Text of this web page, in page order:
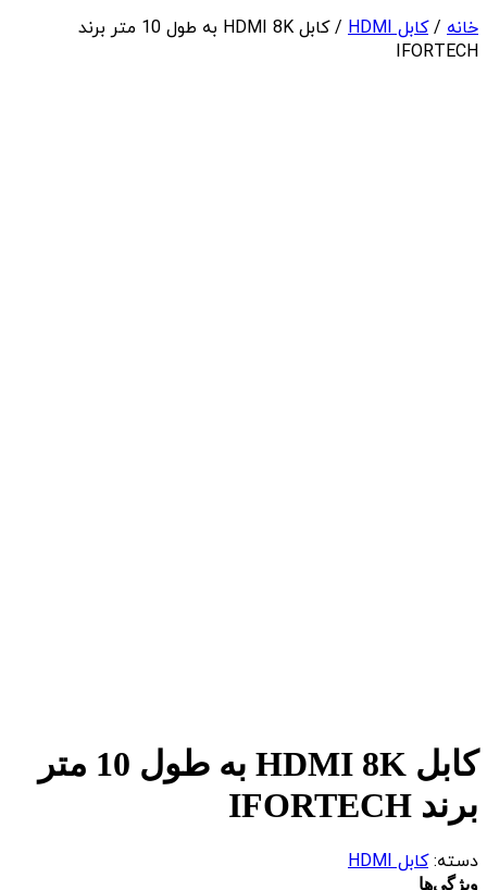
خانه /کابل HDMI
/ کابل HDMI 8K به طول 10 متر برند
IFORTECH
کابل HDMI 8K به طول 10 متر
برند IFORTECH
دسته:کابل HDMI
ویژگی‌ها